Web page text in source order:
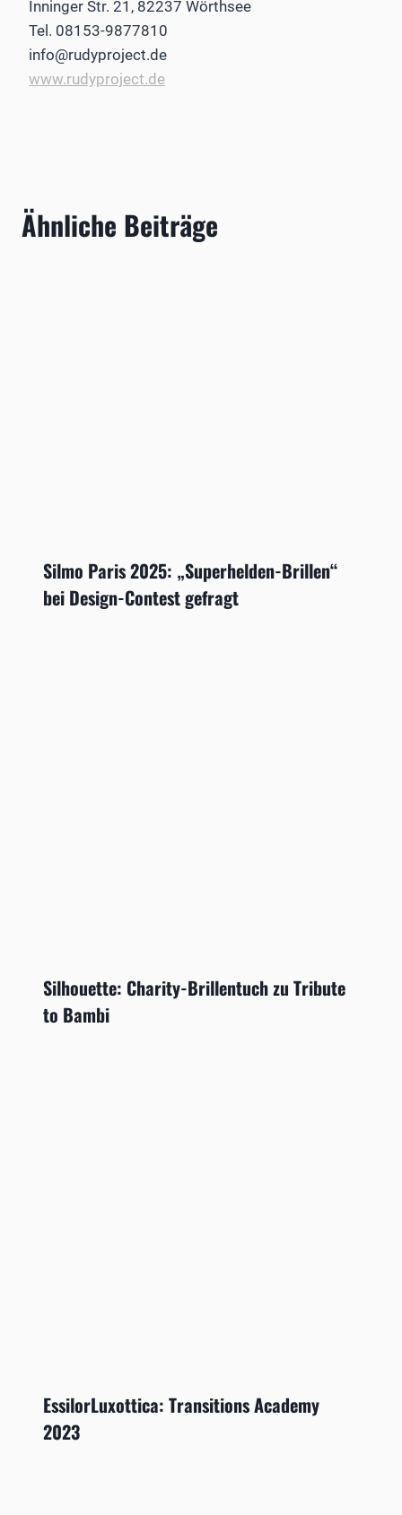
Inninger Str. 21, 82237 Wörthsee
Tel. 08153-9877810
info@rudyproject.de
www.rudyproject.de
Ähnliche Beiträge
Silmo Paris 2025: „Superhelden-Brillen“
bei Design-Contest gefragt
Silhouette: Charity-Brillentuch zu Tribute
to Bambi
EssilorLuxottica: Transitions Academy
2023